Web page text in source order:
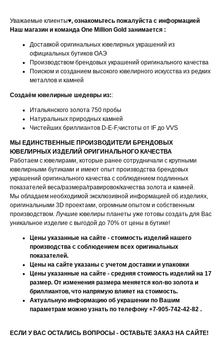
Уважаемые клиенты♥, ознакомьтесь пожалуйста с информацией
Наш магазин и команда One Million Gold занимается :
Доставкой оригинальных ювелирных украшений из
официальных бутиков ОАЭ
Производством брендовых украшений оригинального качества
Поиском и созданием высокого ювелирного искусства из редких
металлов и камней
Создаём ювелирные шедевры из::
Итальянского золота 750 пробы
Натуральных природных камней
Чистейших бриллиантов D-E-F,чистоты от IF до VVS
МЫ ЕДИНСТВЕННЫЕ ПРОИЗВОДИТЕЛИ БРЕНДОВЫХ
ЮВЕЛИРНЫХ ИЗДЕЛИЙ ОРИГИНАЛЬНОГО КАЧЕСТВА
Работаем с ювелирами, которые ранее сотрудничали с крупными
ювелирными бутиками и имеют опыт производства брендовых
украшений оригинального качества с соблюдением подлинных
показателей веса/размера/гравировок/качества золота и камней.
Мы обладаем необходимой эксклюзивной информацией об изделиях,
оригинальными 3D проектами, огромным опытом и собственным
производством. Лучшие ювелиры планеты уже готовы создать для Вас
уникальное изделие с выгодой до 70% от цены в бутике!
Цены указанные на сайте - стоимость изделий нашего
производства с соблюдением всех оригинальных
показателей.
Цены на сайте указаны с учетом доставки и упаковки
Цены указанные на сайте - средняя стоимость изделий на 17
размер. От изменения размера меняется кол-во золота и
бриллиантов, что напрямую влияет на стоимость.
Актуальную информацию об украшении по Вашим
параметрам можно узнать по телефону +7-905-742-42-82 .
ЕСЛИ У ВАС ОСТАЛИСЬ ВОПРОСЫ - ОСТАВЬТЕ ЗАКАЗ НА САЙТЕ!